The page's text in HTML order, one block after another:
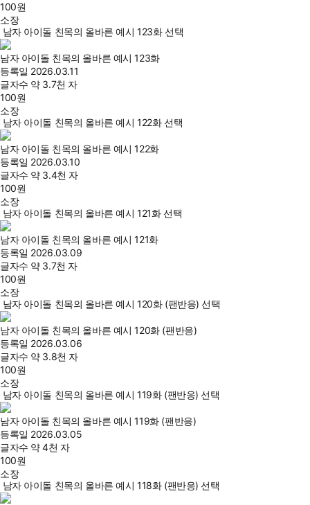
100원
소장
남자 아이돌 친목의 올바른 예시 123화 선택
남자 아이돌 친목의 올바른 예시 123화
등록일 2026.03.11
글자수 약 3.7천 자
100원
소장
남자 아이돌 친목의 올바른 예시 122화 선택
남자 아이돌 친목의 올바른 예시 122화
등록일 2026.03.10
글자수 약 3.4천 자
100원
소장
남자 아이돌 친목의 올바른 예시 121화 선택
남자 아이돌 친목의 올바른 예시 121화
등록일 2026.03.09
글자수 약 3.7천 자
100원
소장
남자 아이돌 친목의 올바른 예시 120화 (팬반응) 선택
남자 아이돌 친목의 올바른 예시 120화 (팬반응)
등록일 2026.03.06
글자수 약 3.8천 자
100원
소장
남자 아이돌 친목의 올바른 예시 119화 (팬반응) 선택
남자 아이돌 친목의 올바른 예시 119화 (팬반응)
등록일 2026.03.05
글자수 약 4천 자
100원
소장
남자 아이돌 친목의 올바른 예시 118화 (팬반응) 선택